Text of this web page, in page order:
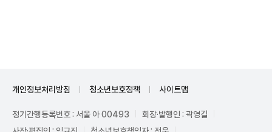
개인정보처리방침 청소년보호정책 사이트맵
정기간행등록번호 : 서울 아 00493
회장·발행인 : 곽영길